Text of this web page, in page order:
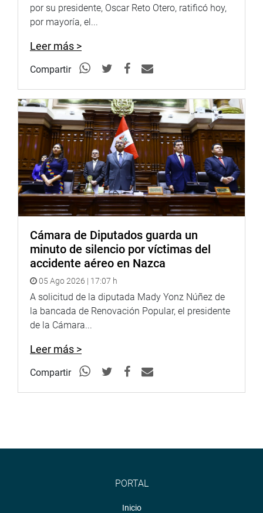
por su presidente, Oscar Reto Otero, ratificó hoy,
por mayoría, el...
Leer más >
Compartir
Cámara de Diputados guarda un
minuto de silencio por víctimas del
accidente aéreo en Nazca
05 Ago 2026 | 17:07 h
A solicitud de la diputada Mady Yonz Núñez de
la bancada de Renovación Popular, el presidente
de la Cámara...
Leer más >
Compartir
PORTAL
Inicio